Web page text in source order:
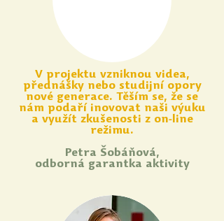
V projektu vzniknou videa,
přednášky nebo studijní opory
nové generace. Těším se, že se
nám podaří inovovat naši výuku
a využít zkušenosti z on-line
režimu.
Petra Šobáňová,
odborná garantka aktivity